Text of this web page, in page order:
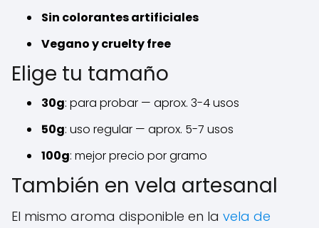
Sin colorantes artificiales
Vegano y cruelty free
Elige tu tamaño
30g: para probar — aprox. 3-4 usos
50g: uso regular — aprox. 5-7 usos
100g: mejor precio por gramo
También en vela artesanal
El mismo aroma disponible en la vela de